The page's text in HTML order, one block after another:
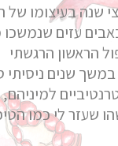
שנה בעיצומו של
עזים
הראשון הרגשתי
שנים ניסיתי
למיניהם,
שעזר לי כמו